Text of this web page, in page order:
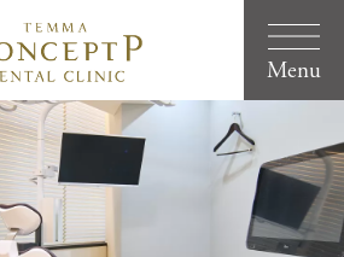
Menu